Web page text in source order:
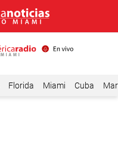
Florida Miami Cuba